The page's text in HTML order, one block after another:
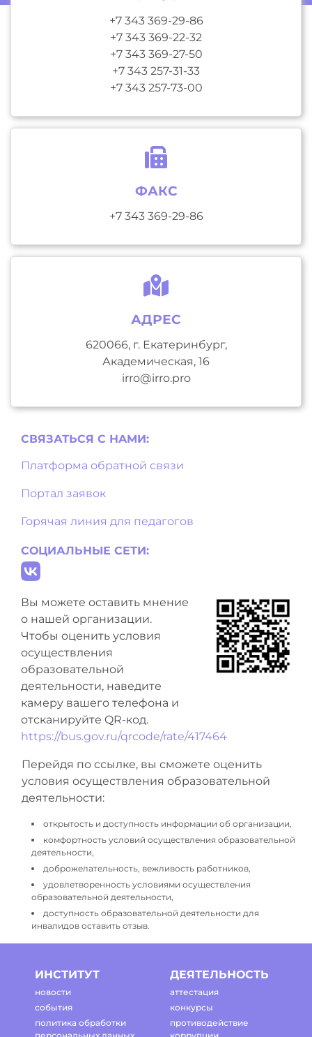
+7 343 369-29-86
+7 343 369-22-32
+7 343 369-27-50
+7 343 257-31-33
+7 343 257-73-00
ФАКС
+7 343 369-29-86
АДРЕС
620066, г. Екатеринбург,
Академическая, 16
irro@irro.pro
СВЯЗАТЬСЯ С НAМИ:
Платформа обратной связи
Портал заявок
Горячая линия для педагогов
СОЦИАЛЬНЫЕ СЕТИ:
Вы можете оставить мнение
о нашей организации.
Чтобы оценить условия
осуществления
образовательной
деятельности, наведите
камеру вашего телефона и
отсканируйте QR-код.
https://bus.gov.ru/qrcode/rate/417464
Перейдя по ссылке, вы сможете оценить
условия осуществления образовательной
деятельности:
открытость и доступность информации об организации,
комфортность условий осуществления образовательной
деятельности,
доброжелательность, вежливость работников,
удовлетворенность условиями осуществления
образовательной деятельности,
доступность образовательной деятельности для
инвалидов оставить отзыв.
ИНСТИТУТ
новости
события
политика обработки
ДЕЯТЕЛЬНОСТЬ
аттестация
конкурсы
противодействие